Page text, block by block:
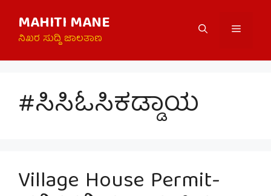
content
MAHITI MANE
ನಿಖರ ಸುದ್ದಿ ಜಾಲತಾಣ
Menu
#ಸಿಸಿಓಸಿಕಡ್ಡಾಯ
Village House Permit-